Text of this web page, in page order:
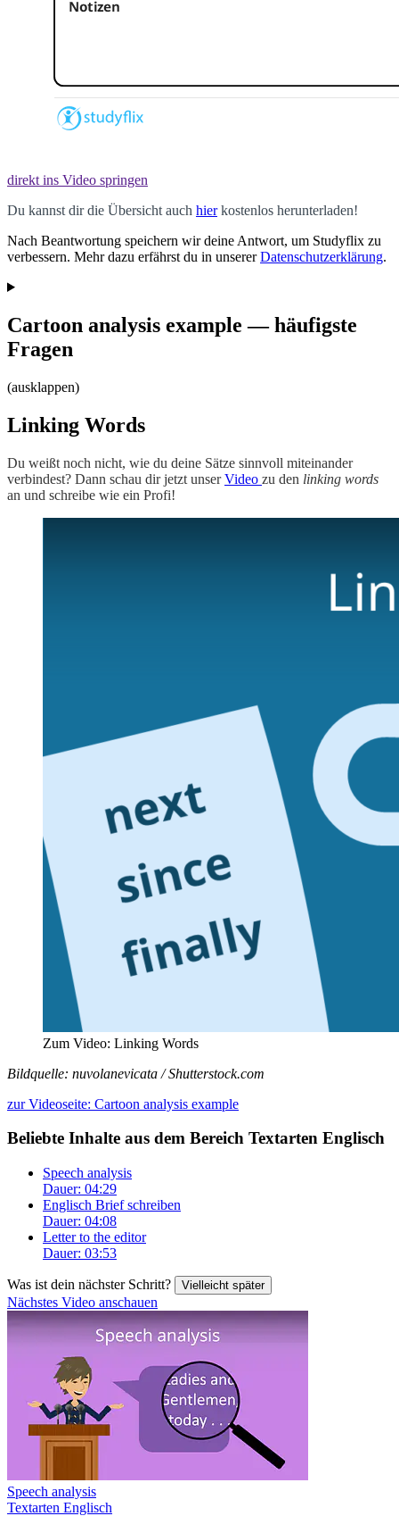
direkt ins Video springen
Du kannst dir die Übersicht auch hier kostenlos herunterladen!
Nach Beantwortung speichern wir deine Antwort, um Studyflix zu
verbessern. Mehr dazu erfährst du in unsererDatenschutzerklärung.
Cartoon analysis example — häufigste
Fragen
(ausklappen)
Linking Words
Du weißt noch nicht, wie du deine Sätze sinnvoll miteinander
verbindest? Dann schau dir jetzt unserVideo zu den linking words
an und schreibe wie ein Profi!
Zum Video: Linking Words
Bildquelle: nuvolanevicata / Shutterstock.com
zur Videoseite: Cartoon analysis example
Beliebte Inhalte aus dem Bereich Textarten Englisch
Speech analysis
Dauer: 04:29
Englisch Brief schreiben
Dauer: 04:08
Letter to the editor
Dauer: 03:53
Was ist dein nächster Schritt? Vielleicht später
Nächstes Video anschauen
Speech analysis
Textarten Englisch